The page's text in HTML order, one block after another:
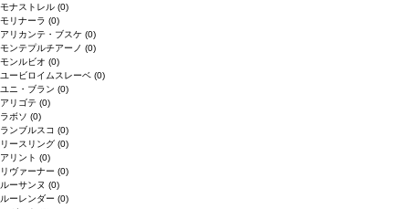
モナストレル (0)
モリナーラ (0)
アリカンテ・ブスケ (0)
モンテプルチアーノ (0)
モンルビオ (0)
ユービロイムスレーベ (0)
ユニ・ブラン (0)
アリゴテ (0)
ラボソ (0)
ランブルスコ (0)
リースリング (0)
アリント (0)
リヴァーナー (0)
ルーサンヌ (0)
ルーレンダー (0)